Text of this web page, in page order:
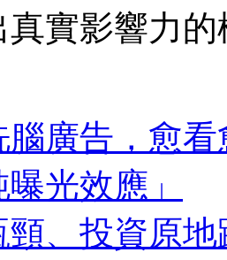
真實影響力
腦廣告，愈
光效應」
、投資原